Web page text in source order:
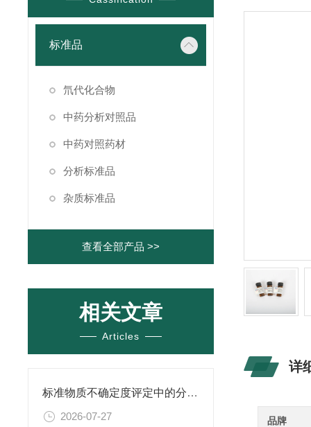
标准品
氘代化合物
中药分析对照品
中药对照药材
分析标准品
杂质标准品
查看全部产品 >>
相关文章
Articles
标准物质不确定度评定中的分量识别与量化计算方法
2026-07-27
详
品牌